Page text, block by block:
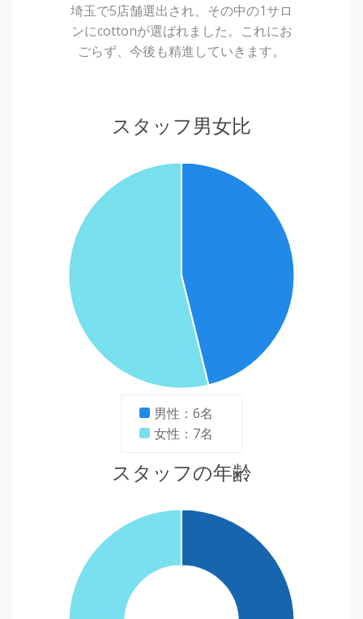
埼玉で5店舗選出され、その中の1サロ
ンにcottonが選ばれました。これにお
ごらず、今後も精進していきます。
スタッフ男女比
男性：6名
女性：7名
スタッフの年齢